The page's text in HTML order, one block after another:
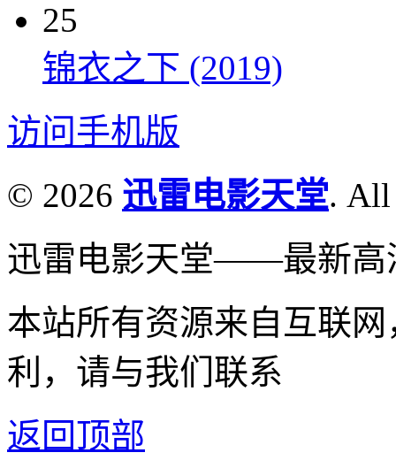
25
锦衣之下 (2019)
访问手机版
© 2026 迅雷电影天堂. All
迅雷电影天堂——最新高
本站所有资源来自互联
利，请与我们联系
返回顶部